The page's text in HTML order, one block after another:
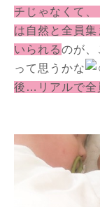
チじゃなくて
は自然と全員集
いられるのが、
って思うかな
後…リアルで全